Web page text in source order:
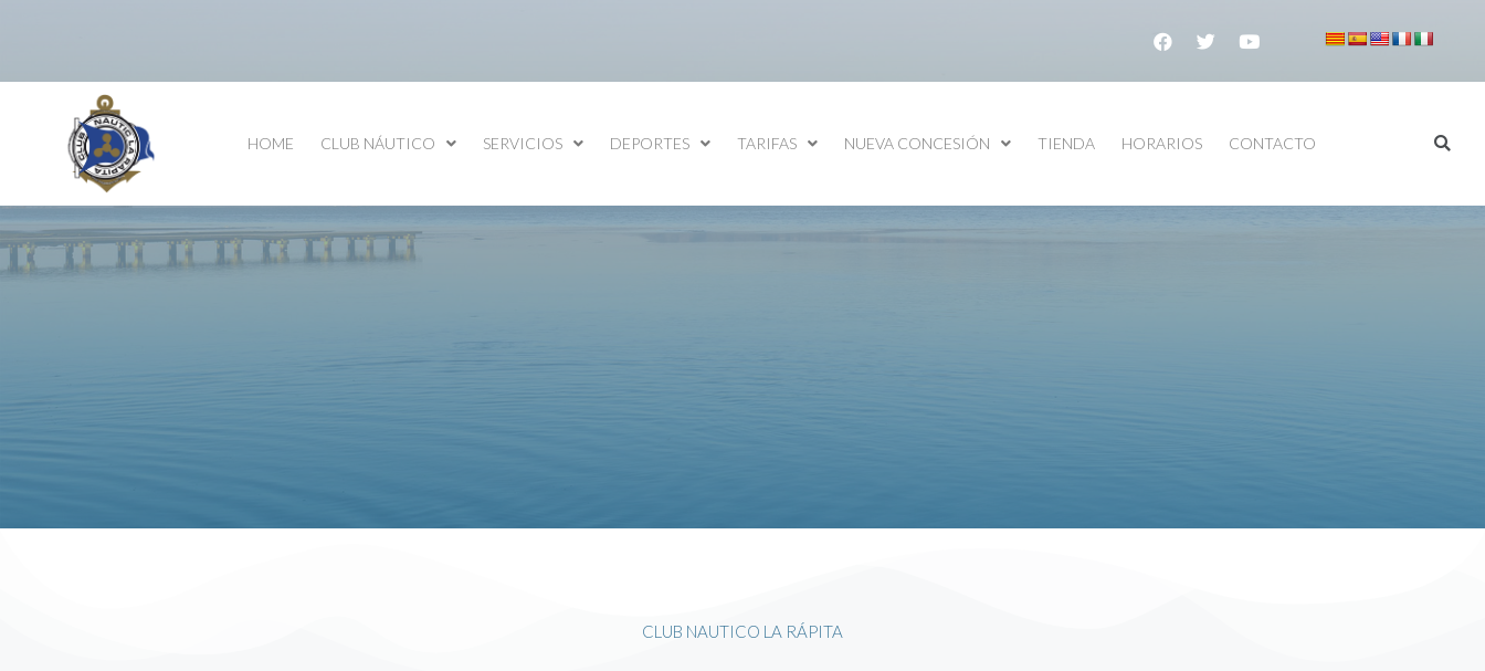
HOME CLUB NÁUTICO SERVICIOS DEPORTES TARIFAS NUEVA CONCESIÓN TIENDA HORARIOS CONTACTO
CLUB NAUTICO LA RÁPITA